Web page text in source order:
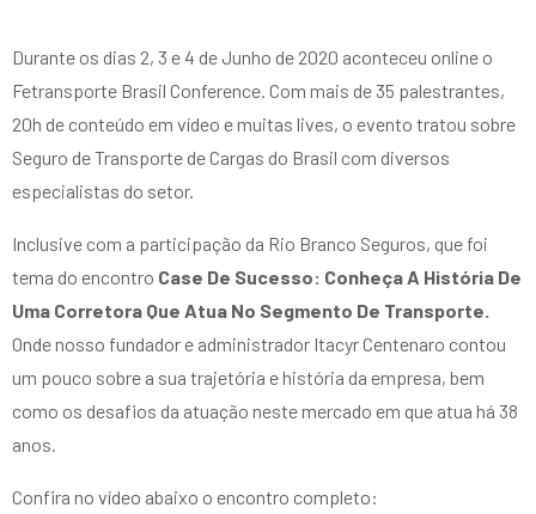
Durante os dias 2, 3 e 4 de Junho de 2020 aconteceu online o
Fetransporte Brasil Conference. Com mais de 35 palestrantes,
20h de conteúdo em vídeo e muitas lives, o evento tratou sobre
Seguro de Transporte de Cargas do Brasil com diversos
especialistas do setor.
Inclusive com a participação da Rio Branco Seguros, que foi
tema do encontro Case De Sucesso: Conheça A História De
Uma Corretora Que Atua No Segmento De Transporte.
Onde nosso fundador e administrador Itacyr Centenaro contou
um pouco sobre a sua trajetória e história da empresa, bem
como os desafios da atuação neste mercado em que atua há 38
anos.
Confira no vídeo abaixo o encontro completo: